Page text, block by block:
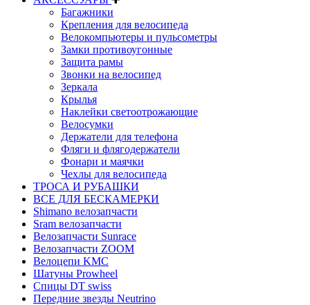
Багажники
Крепления для велосипеда
Велокомпьютеры и пульсометры
Замки противоугонные
Защита рамы
Звонки на велосипед
Зеркала
Крылья
Наклейки светоотрожающие
Велосумки
Держатели для телефона
Фляги и флягодержатели
Фонари и маячки
Чехлы для велосипеда
ТРОСА И РУБАШКИ
ВСЕ ДЛЯ БЕСКАМЕРКИ
Shimano велозапчасти
Sram велозапчасти
Велозапчасти Sunrace
Велозапчасти ZOOM
Велоцепи KMC
Шатуны Prowheel
Спицы DT swiss
Передние звезды Neutrino